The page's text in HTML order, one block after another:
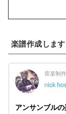
楽譜作成します